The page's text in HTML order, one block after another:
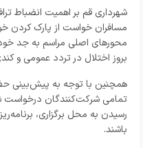
شهرداری قم بر اهمیت انضباط
مسافران خواست از پارک کردن
محورهای اصلی مراسم به جد
بروز اختلال در تردد عمومی و
همچنین با توجه به پیش‌بینی
تمامی شرکت‌کنندگان درخواست
رسیدن به محل برگزاری،
باشند.